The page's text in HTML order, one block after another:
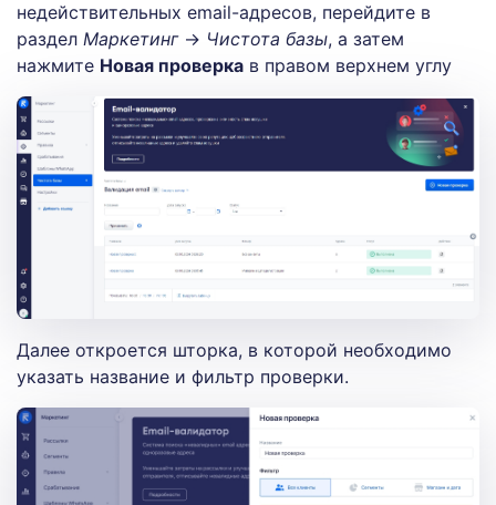
недействительных email-адресов, перейдите в
раздел Маркетинг→ Чистота базы, а затем
нажмите Новая проверка в правом верхнем углу
Далее откроется шторка, в которой необходимо
указать название и фильтр проверки.